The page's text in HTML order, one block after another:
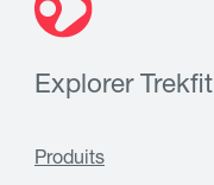
Explorer Trekfit
Produits